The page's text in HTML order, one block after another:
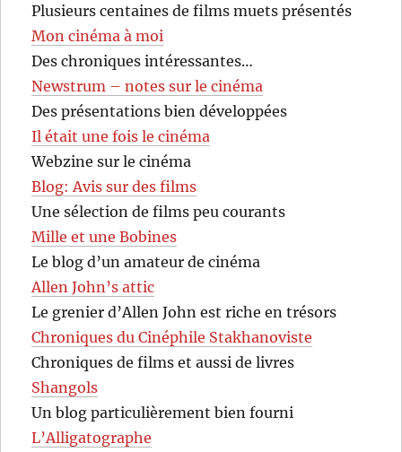
Plusieurs centaines de films muets présentés
Mon cinéma à moi
Des chroniques intéressantes…
Newstrum – notes sur le cinéma
Des présentations bien développées
Il était une fois le cinéma
Webzine sur le cinéma
Blog: Avis sur des films
Une sélection de films peu courants
Mille et une Bobines
Le blog d’un amateur de cinéma
Allen John’s attic
Le grenier d’Allen John est riche en trésors
Chroniques du Cinéphile Stakhanoviste
Chroniques de films et aussi de livres
Shangols
Un blog particulièrement bien fourni
L’Alligatographe